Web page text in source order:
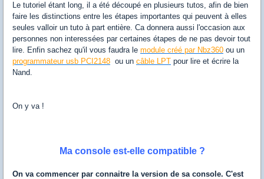
Le tutoriel étant long, il a été découpé en plusieurs tutos, afin de bien
faire les distinctions entre les étapes importantes qui peuvent à elles
seules valloir un tuto à part entière. Ca donnera aussi l'occasion aux
personnes non interessées par certaines étapes de ne pas devoir tout
lire. Enfin sachez qu'il vous faudra le module créé par Nbz360 ou un
programmateur usb PCI2148 ou un câble LPT pour lire et écrire la
Nand.
On y va !
Ma console est-elle compatible ?
On va commencer par connaitre la version de sa console. C'est